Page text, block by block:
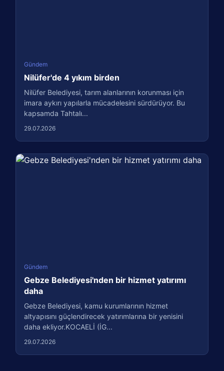
Gündem
Nilüfer'de 4 yıkım birden
Nilüfer Belediyesi, tarım alanlarının korunması için
imara aykırı yapılarla mücadelesini sürdürüyor. Bu
kapsamda Tahtalı...
29.07.2026
Gündem
Gebze Belediyesi'nden bir hizmet yatırımı
daha
Gebze Belediyesi, kamu kurumlarının hizmet
altyapısını güçlendirecek yatırımlarına bir yenisini
daha ekliyor.KOCAELİ (İG...
29.07.2026